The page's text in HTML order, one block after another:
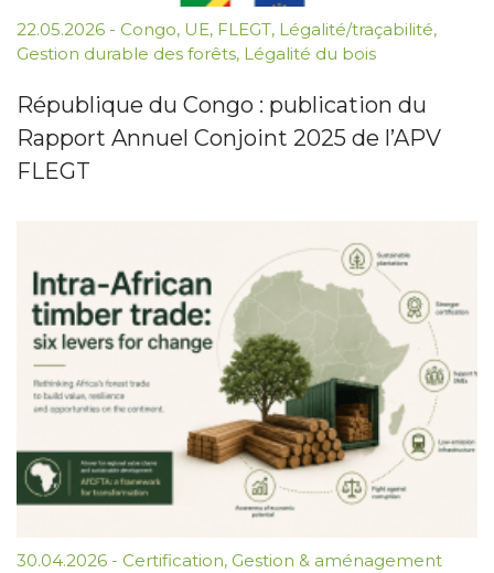
22.05.2026 - Congo, UE, FLEGT, Légalité/traçabilité,
Gestion durable des forêts, Légalité du bois
République du Congo : publication du
Rapport Annuel Conjoint 2025 de l’APV
FLEGT
30.04.2026 - Certification, Gestion & aménagement